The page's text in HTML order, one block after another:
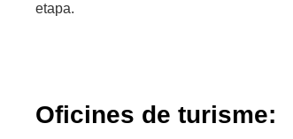
etapa.
Oficines de turisme: